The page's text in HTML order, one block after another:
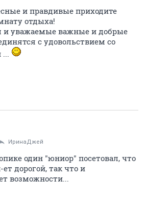
и правдивые приходите
отдыха!
и уважаемые важные и добрые
с удовольствием со
ИринаДжей
один "юниор" посетовал, что
дорогой, так что и
возможности...